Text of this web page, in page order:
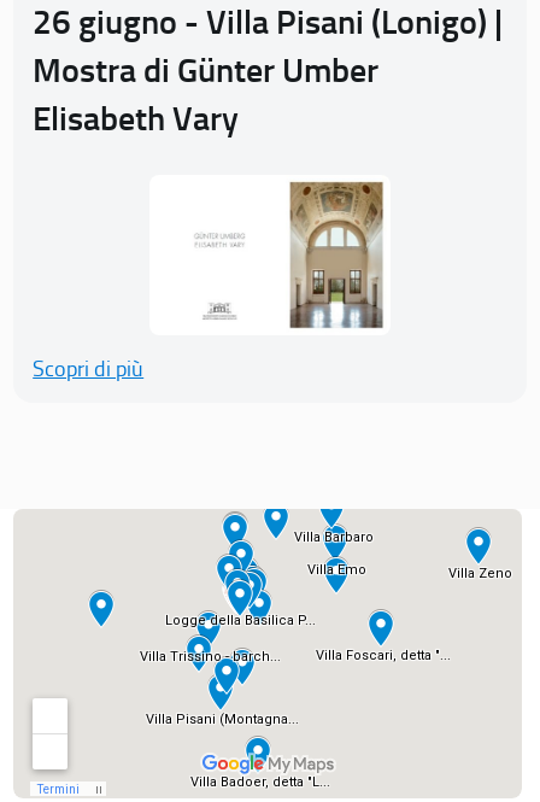
26 giugno - Villa Pisani (Lonigo) |
Mostra di Günter Umber
Elisabeth Vary
Scopri di più